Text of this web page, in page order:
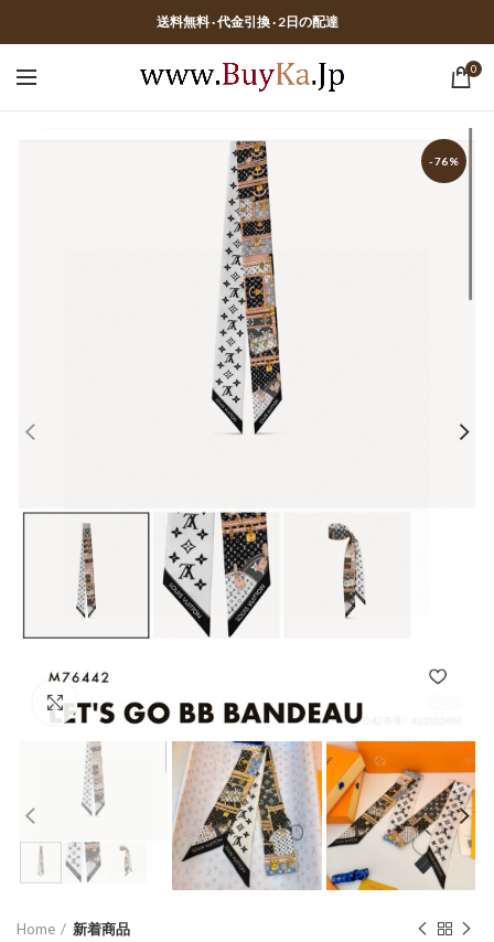
送料無料 · 代金引換 · 2日の配達
0
-76%
Click to enlarge
Home 新着商品